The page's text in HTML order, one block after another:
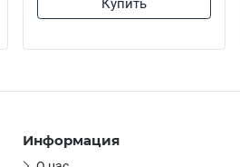
Купить
Информация